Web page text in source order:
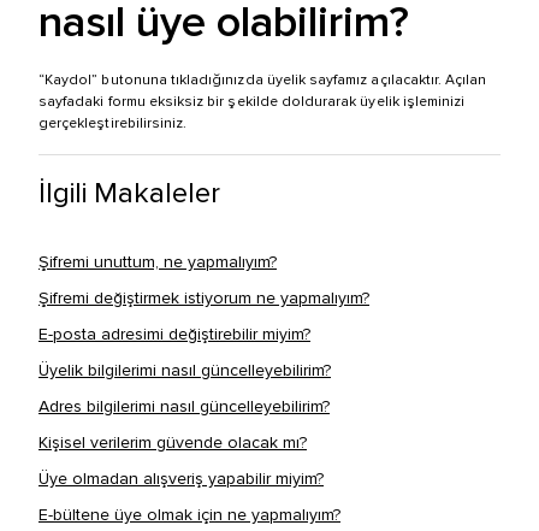
nasıl üye olabilirim?
“Kaydol” butonuna tıkladığınızda üyelik sayfamız açılacaktır. Açılan
sayfadaki formu eksiksiz bir şekilde doldurarak üyelik işleminizi
gerçekleştirebilirsiniz.
İlgili Makaleler
Şifremi unuttum, ne yapmalıyım?
Şifremi değiştirmek istiyorum ne yapmalıyım?
E-posta adresimi değiştirebilir miyim?
Üyelik bilgilerimi nasıl güncelleyebilirim?
Adres bilgilerimi nasıl güncelleyebilirim?
Kişisel verilerim güvende olacak mı?
Üye olmadan alışveriş yapabilir miyim?
E-bültene üye olmak için ne yapmalıyım?